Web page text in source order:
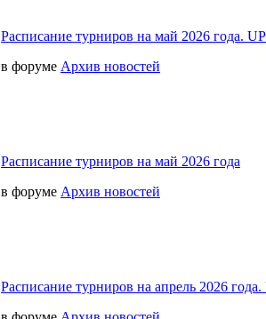
Расписание турниров на май 2026 года.
в форуме Архив новостей
Расписание турниров на май 2026 года
в форуме Архив новостей
Расписание турниров на апрель 2026